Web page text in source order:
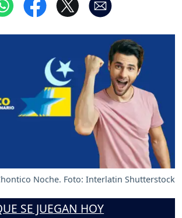
Noche. Foto: Interlatin Shutterstock
SE JUEGAN HOY